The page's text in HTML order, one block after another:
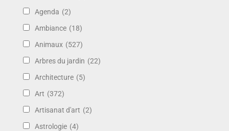
Agenda (2)
Ambiance (18)
Animaux (527)
Arbres du jardin (22)
Architecture (5)
Art (372)
Artisanat d'art (2)
Astrologie (4)